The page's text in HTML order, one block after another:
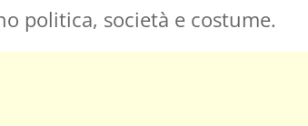
politica, società e costume.